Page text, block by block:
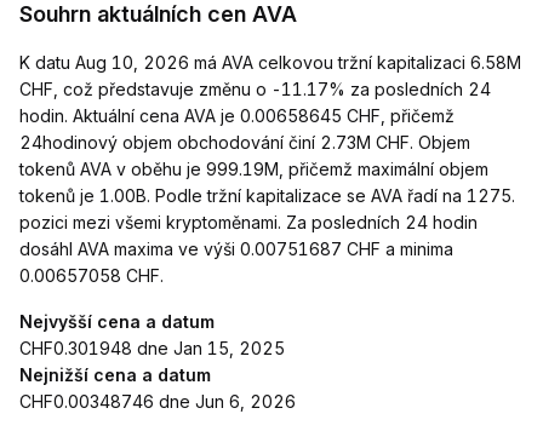
Souhrn aktuálních cen AVA
K datu Aug 10, 2026 má AVA celkovou tržní kapitalizaci 6.58M
CHF, což představuje změnu o -11.17% za posledních 24
hodin. Aktuální cena AVA je 0.00658645 CHF, přičemž
24hodinový objem obchodování činí 2.73M CHF. Objem
tokenů AVA v oběhu je 999.19M, přičemž maximální objem
tokenů je 1.00B. Podle tržní kapitalizace se AVA řadí na 1275.
pozici mezi všemi kryptoměnami. Za posledních 24 hodin
dosáhl AVA maxima ve výši 0.00751687 CHF a minima
0.00657058 CHF.
Nejvyšší cena a datum
CHF0.301948 dne Jan 15, 2025
Nejnižší cena a datum
CHF0.00348746 dne Jun 6, 2026